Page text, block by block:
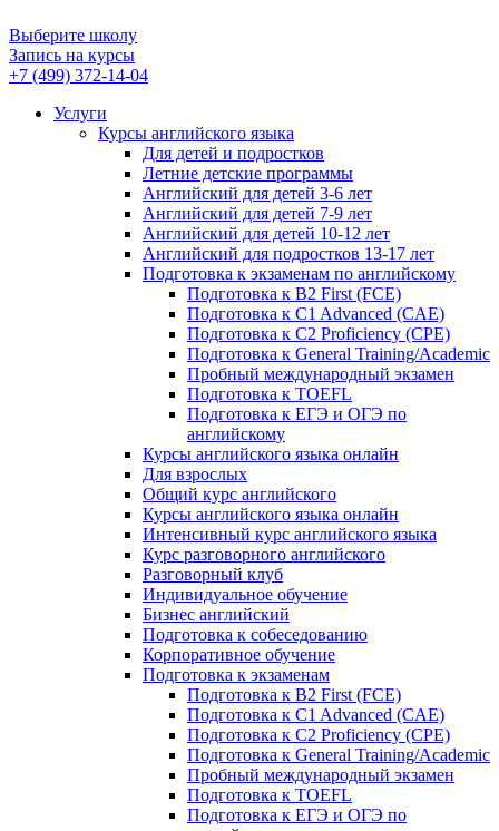
Выберите школу
Запись на курсы
+7 (499) 372-14-04
Услуги
Курсы английского языка
Для детей и подростков
Летние детские программы
Английский для детей 3-6 лет
Английский для детей 7-9 лет
Английский для детей 10-12 лет
Английский для подростков 13-17 лет
Подготовка к экзаменам по английскому
Подготовка к B2 First (FCE)
Подготовка к C1 Advanced (CAE)
Подготовка к C2 Proficiency (CPE)
Подготовка к General Training/Academic
Пробный международный экзамен
Подготовка к TOEFL
Подготовка к ЕГЭ и ОГЭ по
английскому
Курсы английского языка онлайн
Для взрослых
Общий курс английского
Курсы английского языка онлайн
Интенсивный курс английского языка
Курс разговорного английского
Разговорный клуб
Индивидуальное обучение
Бизнес английский
Подготовка к собеседованию
Корпоративное обучение
Подготовка к экзаменам
Подготовка к B2 First (FCE)
Подготовка к C1 Advanced (CAE)
Подготовка к C2 Proficiency (CPE)
Подготовка к General Training/Academic
Пробный международный экзамен
Подготовка к TOEFL
Подготовка к ЕГЭ и ОГЭ по